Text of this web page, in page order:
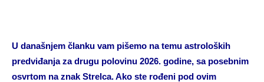
U današnjem članku vam pišemo na temu astroloških
predviđanja za drugu polovinu 2026. godine, sa posebnim
osvrtom na znak Strelca. Ako ste rođeni pod ovim